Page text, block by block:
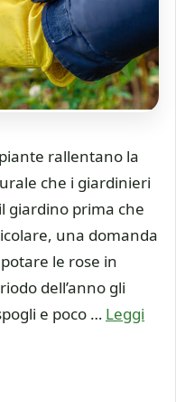
rallentano la
che i giardinieri
giardino prima che
una domanda
le rose in
dell’anno gli
e poco … Leggi